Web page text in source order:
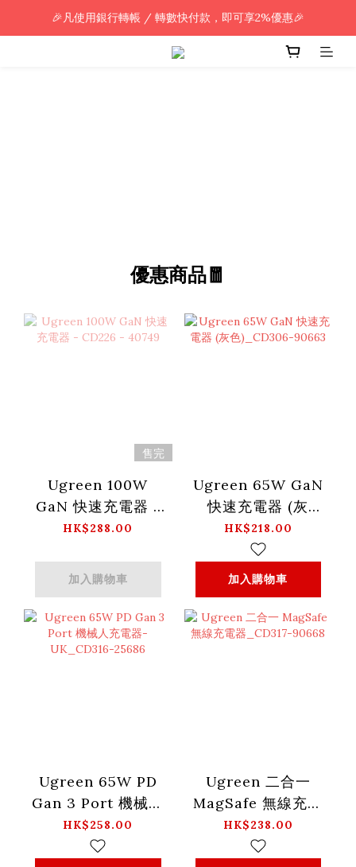
🎉凡使用銀行轉帳 / 轉數快付款，即可享2%優惠🎉
🎉凡使用銀行轉帳 / 轉數快付款，即可享2%優惠🎉
全單購買滿HK$800.00，即享免運優惠 (只限香港)
優惠商品🧧
售完
Ugreen 100W
GaN 快速充電器 -
CD226 - 40749
HK$288.00
加入購物車
Ugreen 65W GaN
快速充電器 (灰
色)_CD306-
90663
HK$218.00
加入購物車
Ugreen 65W PD
Gan 3 Port 機械人
充電器-
UK_CD316-25686
HK$258.00
Ugreen 二合一
MagSafe 無線充電
器_CD317-90668
HK$238.00